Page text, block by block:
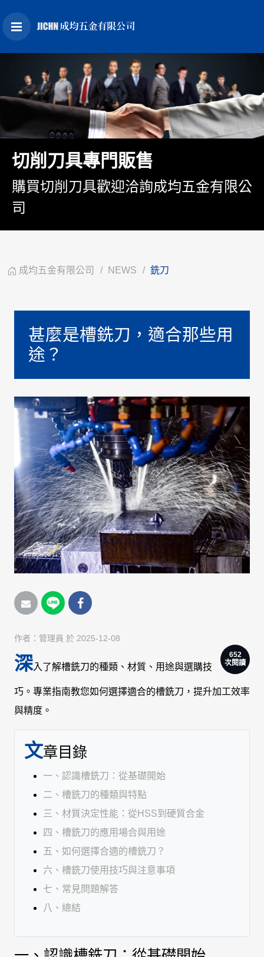
切削刀具專門販售
購買切削刀具歡迎洽詢成均五金有限公
司
成均五金有限公司 NEWS 銑刀
甚麼是槽銑刀，適合那些用
途？
作者： 管理員 於 2025-12-08
652
次閱讀
深入了解槽銑刀的種類、材質、用途與選購技
巧。專業指南教您如何選擇適合的槽銑刀，提升加工效率
與精度。
文章目錄
一、認識槽銑刀：從基礎開始
二、槽銑刀的種類與特點
三、材質決定性能：從HSS到硬質合金
四、槽銑刀的應用場合與用途
五、如何選擇合適的槽銑刀？
六、槽銑刀使用技巧與注意事項
七、常見問題解答
八、總結